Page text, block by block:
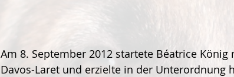
Am 8. September 2012 startete Béatrice König
Davos-Laret und erzielte in der Unterordnung